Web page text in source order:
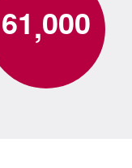
61,000